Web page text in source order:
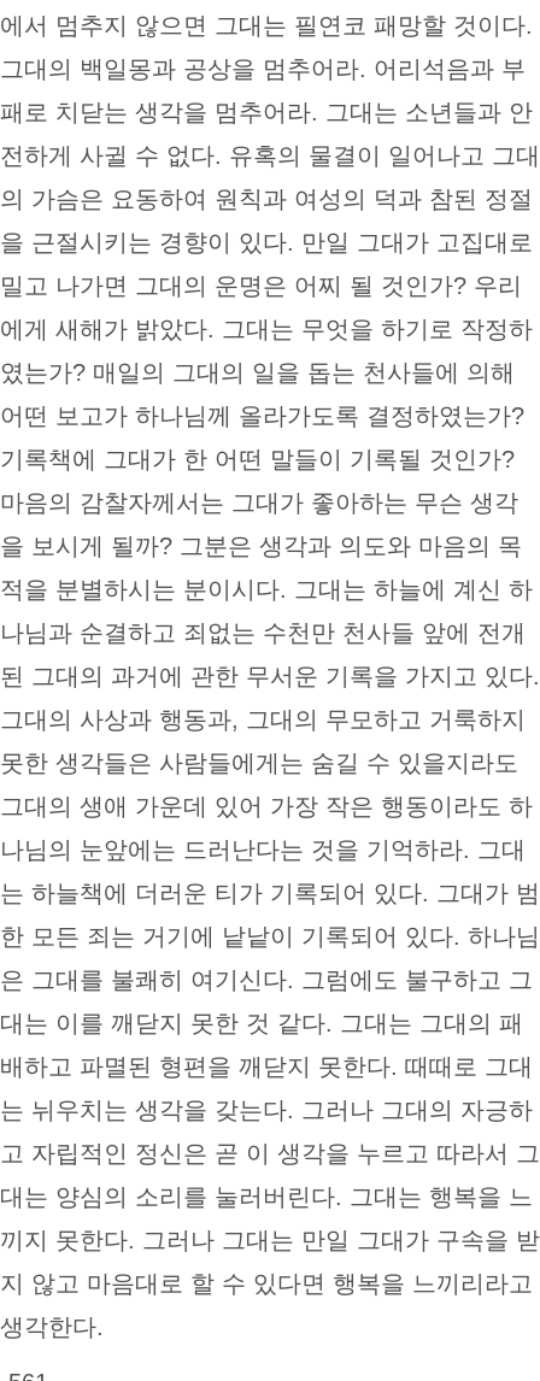
에서 멈추지 않으면 그대는 필연코 패망할 것이다.
그대의 백일몽과 공상을 멈추어라. 어리석음과 부
패로 치닫는 생각을 멈추어라. 그대는 소년들과 안
전하게 사귈 수 없다. 유혹의 물결이 일어나고 그대
의 가슴은 요동하여 원칙과 여성의 덕과 참된 정절
을 근절시키는 경향이 있다. 만일 그대가 고집대로
밀고 나가면 그대의 운명은 어찌 될 것인가? 우리
에게 새해가 밝았다. 그대는 무엇을 하기로 작정하
였는가? 매일의 그대의 일을 돕는 천사들에 의해
어떤 보고가 하나님께 올라가도록 결정하였는가?
기록책에 그대가 한 어떤 말들이 기록될 것인가?
마음의 감찰자께서는 그대가 좋아하는 무슨 생각
을 보시게 될까? 그분은 생각과 의도와 마음의 목
적을 분별하시는 분이시다. 그대는 하늘에 계신 하
나님과 순결하고 죄없는 수천만 천사들 앞에 전개
된 그대의 과거에 관한 무서운 기록을 가지고 있다.
그대의 사상과 행동과, 그대의 무모하고 거룩하지
못한 생각들은 사람들에게는 숨길 수 있을지라도
그대의 생애 가운데 있어 가장 작은 행동이라도 하
나님의 눈앞에는 드러난다는 것을 기억하라. 그대
는 하늘책에 더러운 티가 기록되어 있다. 그대가 범
한 모든 죄는 거기에 낱낱이 기록되어 있다. 하나님
은 그대를 불쾌히 여기신다. 그럼에도 불구하고 그
대는 이를 깨닫지 못한 것 같다. 그대는 그대의 패
배하고 파멸된 형편을 깨닫지 못한다. 때때로 그대
는 뉘우치는 생각을 갖는다. 그러나 그대의 자긍하
고 자립적인 정신은 곧 이 생각을 누르고 따라서 그
대는 양심의 소리를 눌러버린다. 그대는 행복을 느
끼지 못한다. 그러나 그대는 만일 그대가 구속을 받
지 않고 마음대로 할 수 있다면 행복을 느끼리라고
생각한다.